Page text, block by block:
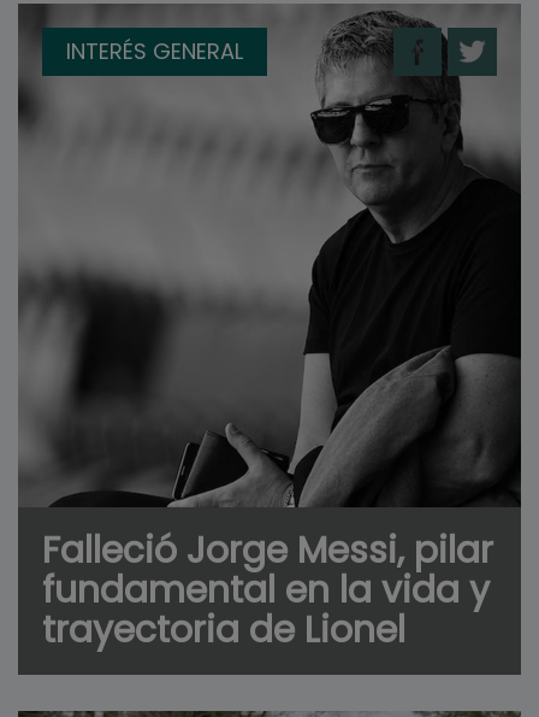
INTERÉS GENERAL
Falleció Jorge Messi, pilar
fundamental en la vida y
trayectoria de Lionel